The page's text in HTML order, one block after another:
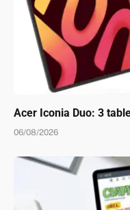
Acer Iconia Duo: 3
06/08/2026